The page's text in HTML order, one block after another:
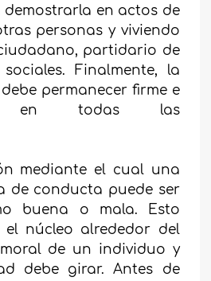
en actos de
personas y viviendo
partidario de
Finalmente, la
permanecer firme e
en todas las
mediante el cual una
de conducta puede ser
buena o mala. Esto
el núcleo alrededor del
de un individuo y
debe girar. Antes de